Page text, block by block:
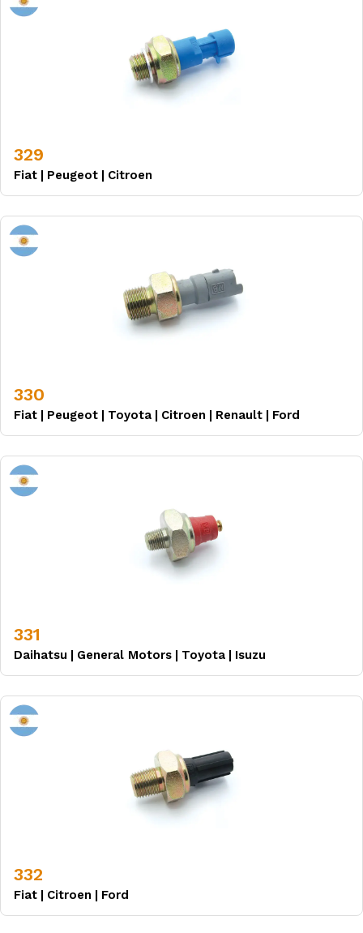
329
Fiat | Peugeot | Citroen
330
Fiat | Peugeot | Toyota | Citroen | Renault | Ford
331
Daihatsu | General Motors | Toyota | Isuzu
332
Fiat | Citroen | Ford